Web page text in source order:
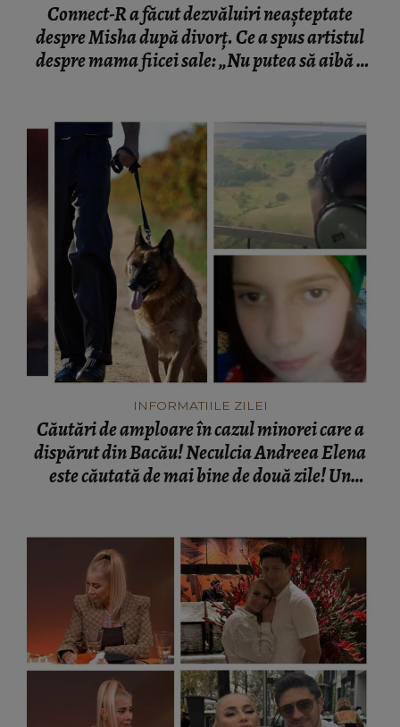
Connect-R a făcut dezvăluiri neașteptate
despre Misha după divorț. Ce a spus artistul
despre mama fiicei sale: „Nu putea să aibă o
INFORMATIILE ZILEI
Căutări de amploare în cazul minorei care a
dispărut din Bacău! Neculcia Andreea Elena
este căutată de mai bine de două zile! Un